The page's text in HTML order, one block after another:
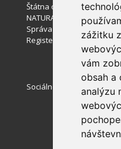
zážitku
vám
obsah a
analýzu
Štátna ochrana prírody SR
NATURA 2000
Správa slovenských jaskýň
Register ponúkaného
Sociálne siete